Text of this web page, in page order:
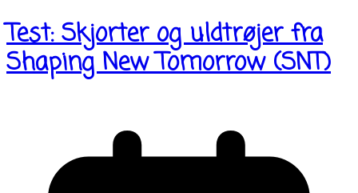
Test: Skjorter og uldtrøjer fra
Shaping New Tomorrow (SNT)